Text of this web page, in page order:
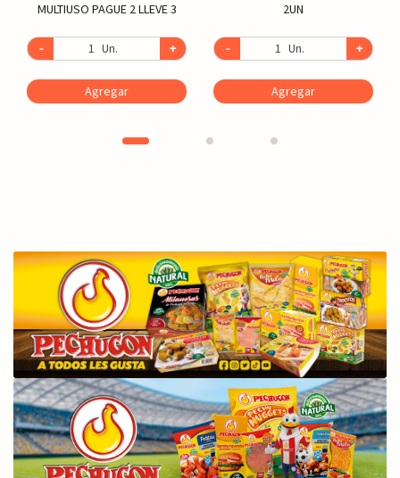
MULTIUSO PAGUE 2 LLEVE 3
- Un. +
Agregar
2UN
- Un. +
Agregar